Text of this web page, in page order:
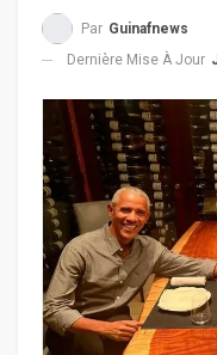
Par Guinafnews
Dernière Mise À Jour